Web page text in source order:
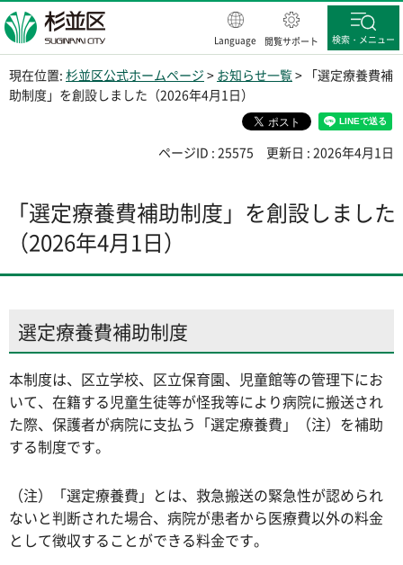
杉並区
Language 閲覧サポート 検索・メニュー
現在位置: 杉並区公式ホームページ > お知らせ一覧> 「選定療養費補
助制度」を創設しました（2026年4月1日）
ページID : 25575 更新日 : 2026年4月1日
「選定療養費補助制度」を創設しました
（2026年4月1日）
選定療養費補助制度
本制度は、区立学校、区立保育園、児童館等の管理下にお
いて、在籍する児童生徒等が怪我等により病院に搬送され
た際、保護者が病院に支払う「選定療養費」（注）を補助
する制度です。
（注）「選定療養費」とは、救急搬送の緊急性が認められ
ないと判断された場合、病院が患者から医療費以外の料金
として徴収することができる料金です。